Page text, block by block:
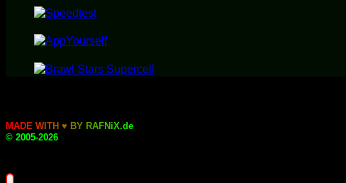
MADE WITH ♥ BY RAFNiX.de
© 2005-2026